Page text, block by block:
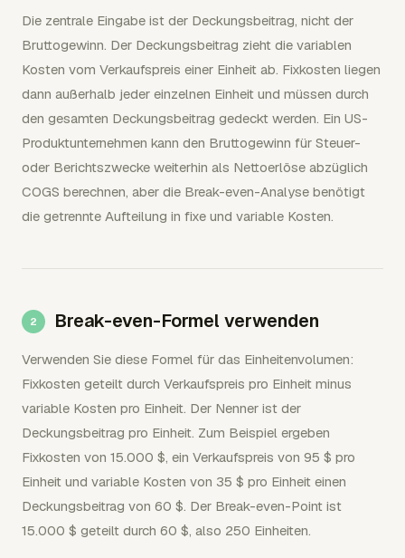
Die zentrale Eingabe ist der Deckungsbeitrag, nicht der
Bruttogewinn. Der Deckungsbeitrag zieht die variablen
Kosten vom Verkaufspreis einer Einheit ab. Fixkosten liegen
dann außerhalb jeder einzelnen Einheit und müssen durch
den gesamten Deckungsbeitrag gedeckt werden. Ein US-
Produktunternehmen kann den Bruttogewinn für Steuer-
oder Berichtszwecke weiterhin als Nettoerlöse abzüglich
COGS berechnen, aber die Break-even-Analyse benötigt
die getrennte Aufteilung in fixe und variable Kosten.
Break-even-Formel verwenden
Verwenden Sie diese Formel für das Einheitenvolumen:
Fixkosten geteilt durch Verkaufspreis pro Einheit minus
variable Kosten pro Einheit. Der Nenner ist der
Deckungsbeitrag pro Einheit. Zum Beispiel ergeben
Fixkosten von 15.000 $, ein Verkaufspreis von 95 $ pro
Einheit und variable Kosten von 35 $ pro Einheit einen
Deckungsbeitrag von 60 $. Der Break-even-Point ist
15.000 $ geteilt durch 60 $, also 250 Einheiten.